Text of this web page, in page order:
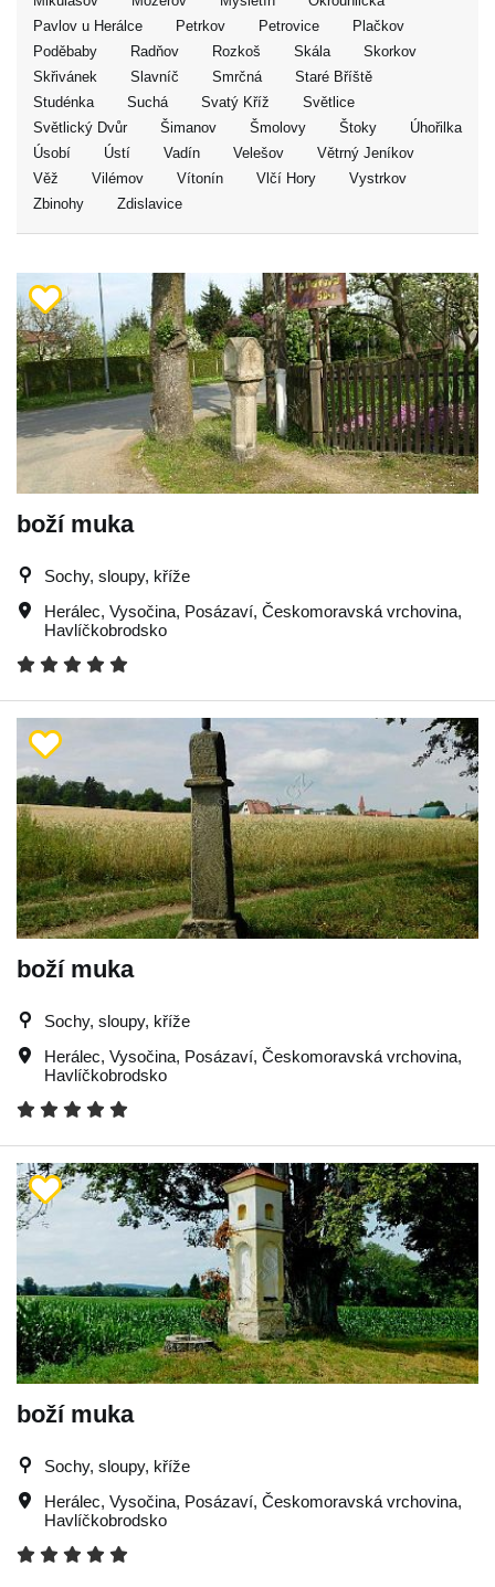
Pavlov u Herálce
Petrkov Petrovice
Plačkov
Poděbaby
Radňov Rozkoš Skála
Skorkov
Skřivánek
Slavníč Smrčná
Staré Bříště
Studénka
Suchá Svatý Kříž
Světlice
Světlický Dvůr
Šimanov Šmolovy Štoky
Úhořilka
Úsobí
Ústí Vadín Velešov
Větrný Jeníkov
Věž
Vilémov Vítonín Vlčí Hory
Vystrkov
Zbinohy
Zdislavice
boží muka
Sochy, sloupy, kříže
Herálec, Vysočina, Posázaví, Českomoravská vrchovina,
Havlíčkobrodsko
boží muka
Sochy, sloupy, kříže
Herálec, Vysočina, Posázaví, Českomoravská vrchovina,
Havlíčkobrodsko
boží muka
Sochy, sloupy, kříže
Herálec, Vysočina, Posázaví, Českomoravská vrchovina,
Havlíčkobrodsko